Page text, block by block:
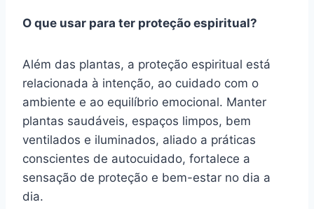
O que usar para ter proteção espiritual?
Além das plantas, a proteção espiritual está
relacionada à intenção, ao cuidado com o
ambiente e ao equilíbrio emocional. Manter
plantas saudáveis, espaços limpos, bem
ventilados e iluminados, aliado a práticas
conscientes de autocuidado, fortalece a
sensação de proteção e bem-estar no dia a
dia.